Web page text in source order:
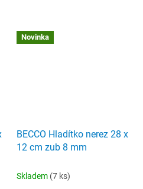
Novinka
BECCO Hladítko nerez 28 x
12 cm zub 8 mm
Skladem (7 ks)